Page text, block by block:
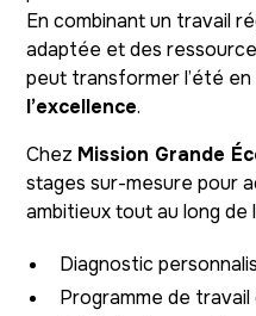
En combinant un travail
adaptée et des
peut transformer l’été en
l’excellence.
Chez Mission Grande
stages sur-mesure pour
ambitieux tout au long de
Diagnostic
Programme de travail